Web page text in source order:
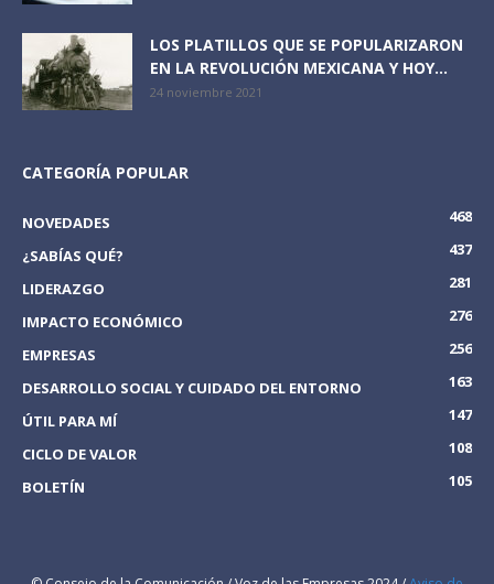
LOS PLATILLOS QUE SE POPULARIZARON
EN LA REVOLUCIÓN MEXICANA Y HOY...
24 noviembre 2021
CATEGORÍA POPULAR
NOVEDADES
468
¿SABÍAS QUÉ?
437
LIDERAZGO
281
IMPACTO ECONÓMICO
276
EMPRESAS
256
DESARROLLO SOCIAL Y CUIDADO DEL ENTORNO
163
ÚTIL PARA MÍ
147
CICLO DE VALOR
108
BOLETÍN
105